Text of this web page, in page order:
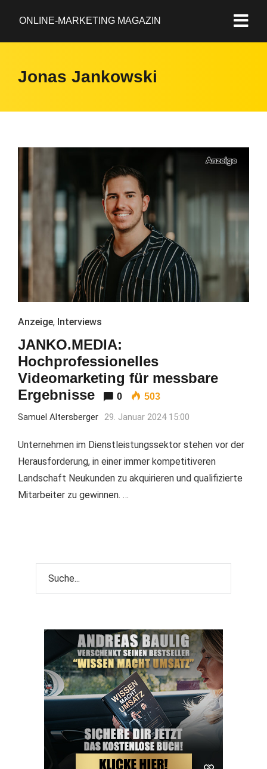
ONLINE-MARKETING MAGAZIN
Jonas Jankowski
Anzeige, Interviews
JANKO.MEDIA:
Hochprofessionelles
Videomarketing für messbare
Ergebnisse
0 503
Samuel Altersberger 29. Januar 2024 15:00
Unternehmen im Dienstleistungssektor stehen vor der
Herausforderung, in einer immer kompetitiveren
Landschaft Neukunden zu akquirieren und qualifizierte
Mitarbeiter zu gewinnen. …